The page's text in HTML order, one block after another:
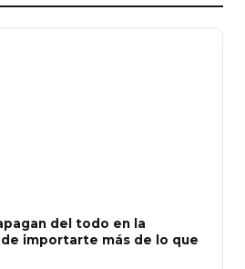
del todo en la
importarte más de lo que